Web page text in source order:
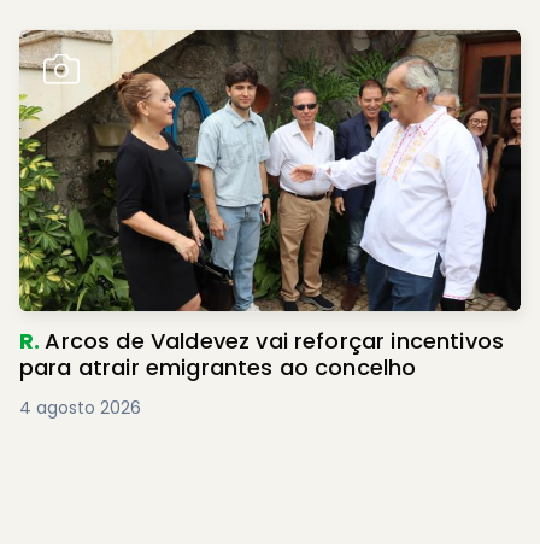
R.Arcos de Valdevez vai reforçar incentivos
para atrair emigrantes ao concelho
4 agosto 2026